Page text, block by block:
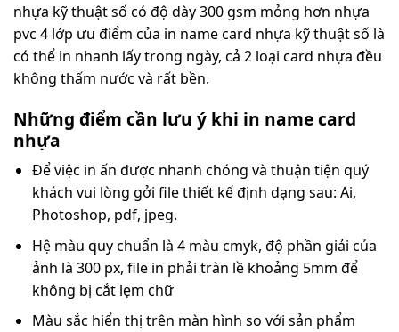
nhựa kỹ thuật số có độ dày 300 gsm mỏng hơn nhựa
pvc 4 lớp ưu điểm của in name card nhựa kỹ thuật số là
có thể in nhanh lấy trong ngày, cả 2 loại card nhựa đều
không thấm nước và rất bền.
Những điểm cần lưu ý khi in name card
nhựa
Để việc in ấn được nhanh chóng và thuận tiện quý
khách vui lòng gởi file thiết kế định dạng sau: Ai,
Photoshop, pdf, jpeg.
Hệ màu quy chuẩn là 4 màu cmyk, độ phần giải của
ảnh là 300 px, file in phải tràn lề khoảng 5mm để
không bị cắt lẹm chữ
Màu sắc hiển thị trên màn hình so với sản phẩm